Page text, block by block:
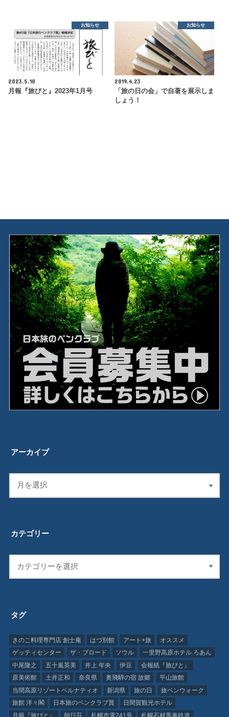
お知らせ
2023.5.10
月報『旅びと』2023年1月号
お知らせ
2019.4.23
「旅の日の会」で自著を展示しま
しょう！
アーカイブ
カテゴリー
タグ
きのこ料理専門店 創士庵 はづ別館 アート+旅
オススメ
ゲッティセンター
ザ・ブロード ソウル
一里野高原ホテル ろあん
中尾隆之
五十嵐英美 井上 年央 伊豆
会報紙『旅びと』
原美術館
土井正和 奈良県 奥飛騨の宿 故郷
平山旅館
当間高原リゾートベルナティオ
新潟県 旅の日
旅ペンウォーク
旅館 洋々閣
日本旅のペンクラブ賞
日間賀観光ホテル
月報『旅びと』
朝日荘 札幌市電241号 札幌石材馬車鉄道